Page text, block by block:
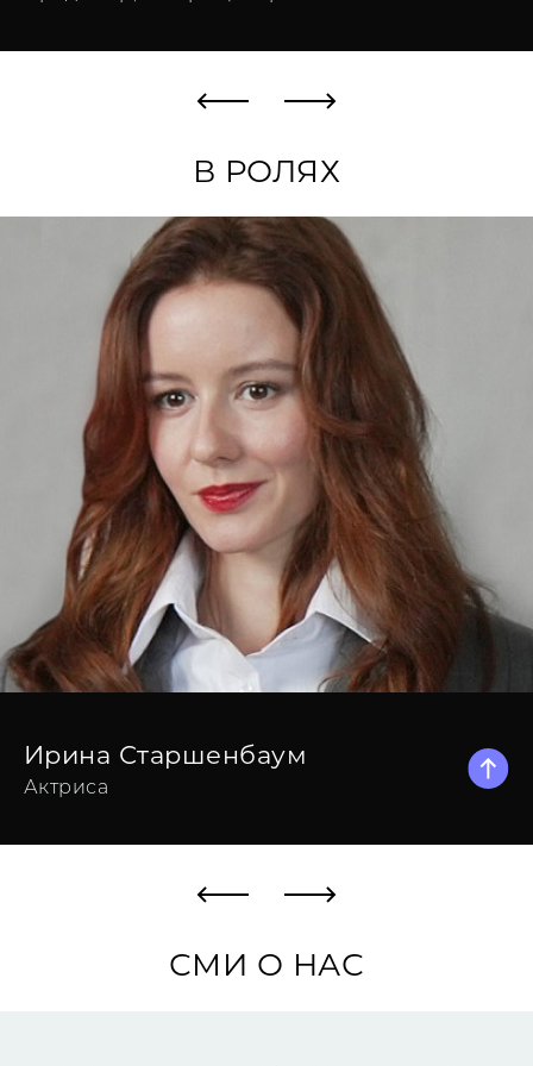
Евгений Григорьев
Проекты
Сломя голову (2023)
Дедлайн (2022)
Руками (2022)
Подельники (2022)
Хенд мейд (2020)
В ожидании варваров (2014)
Леха online (2001)
В РОЛЯХ
Ирина Старшенбаум
Актриса
Ирина Старшенбаум
СМИ О НАС